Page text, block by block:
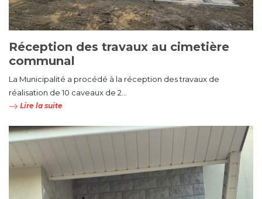
Réception des travaux au cimetière
communal
La Municipalité a procédé à la réception des travaux de
réalisation de 10 caveaux de 2...
Lire la suite